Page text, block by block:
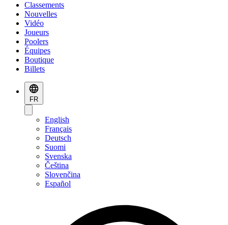
Classements
Nouvelles
Vidéo
Joueurs
Poolers
Équipes
Boutique
Billets
FR
English
Français
Deutsch
Suomi
Svenska
Čeština
Slovenčina
Español